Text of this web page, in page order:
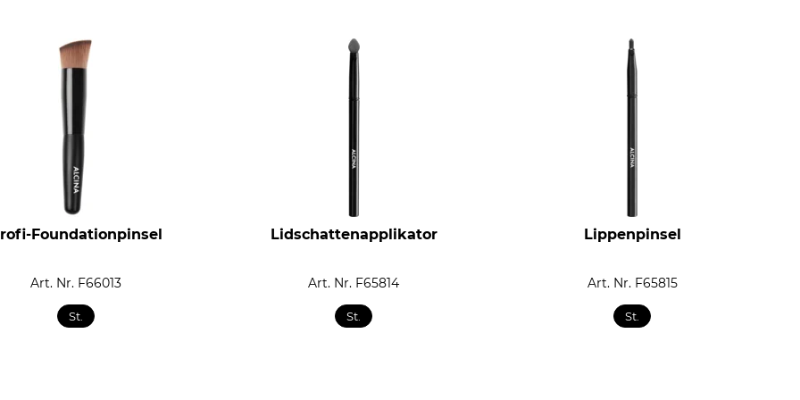
Foundationpinsel
Art. Nr. F66013
St.
Lidschattenapplikator
Art. Nr. F65814
St.
Lippenpinsel
Art. Nr. F65815
St.